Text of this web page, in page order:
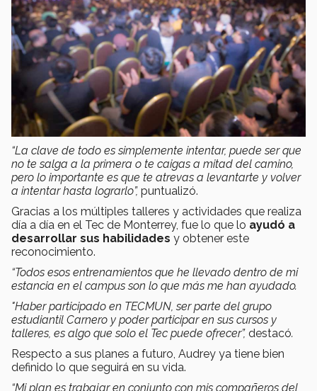
“La clave de todo es simplemente intentar, puede ser que
no te salga a la primera o te caigas a mitad del camino,
pero lo importante es que te atrevas a levantarte y volver
a intentar hasta lograrlo”, puntualizó.
Gracias a los múltiples talleres y actividades que realiza
día a día en el Tec de Monterrey, fue lo que lo ayudó a
desarrollar sus habilidades y obtener este
reconocimiento.
“Todos esos entrenamientos que he llevado dentro de mi
estancia en el campus son lo que más me han ayudado.
"Haber participado en TECMUN, ser parte del grupo
estudiantil Carnero y poder participar en sus cursos y
talleres, es algo que solo el Tec puede ofrecer”, destacó.
Respecto a sus planes a futuro, Audrey ya tiene bien
definido lo que seguirá en su vida.
“Mi plan es trabajar en conjunto con mis compañeros del